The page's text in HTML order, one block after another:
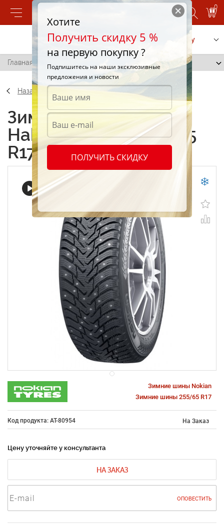
0
Позвонить Заказать услугу
Главная / Nokian Hakkapeliitta 8 255/65 R17 65R
Назад
Зимние шины Nokian
Hakkapeliitta 8 255/65
R17 65R
Зимние шины Nokian
Зимние шины 255/65 R17
Код продукта: AT-80954 На Заказ
Цену уточняйте у консультанта
НА ЗАКАЗ
ОПОВЕСТИТЬ
Хотите
Получить скидку 5 %
на первую покупку ?
Подпишитесь на наши эксклюзивные
предложения и новости
ПОЛУЧИТЬ СКИДКУ